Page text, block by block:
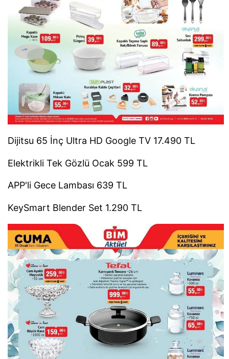
Dijitsu 65 İnç Ultra HD Google TV 17.490 TL
Elektrikli Tek Gözlü Ocak 599 TL
APP'li Gece Lambası 639 TL
KeySmart Blender Set 1.290 TL